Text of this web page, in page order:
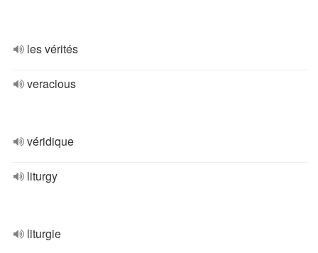
les vérités
veracious
véridique
liturgy
liturgie